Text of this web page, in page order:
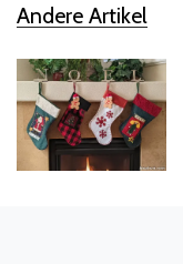
Andere Artikel